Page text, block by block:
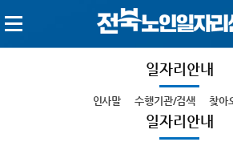
일자리안내
인사말 수행기관/검색 찾아
일자리안내